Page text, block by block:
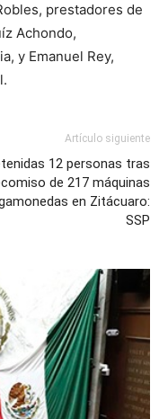
prestadores de
Achondo,
y Emanuel Rey,
Artículo siguiente
12 personas tras
de 217 máquinas
en Zitácuaro:
SSP